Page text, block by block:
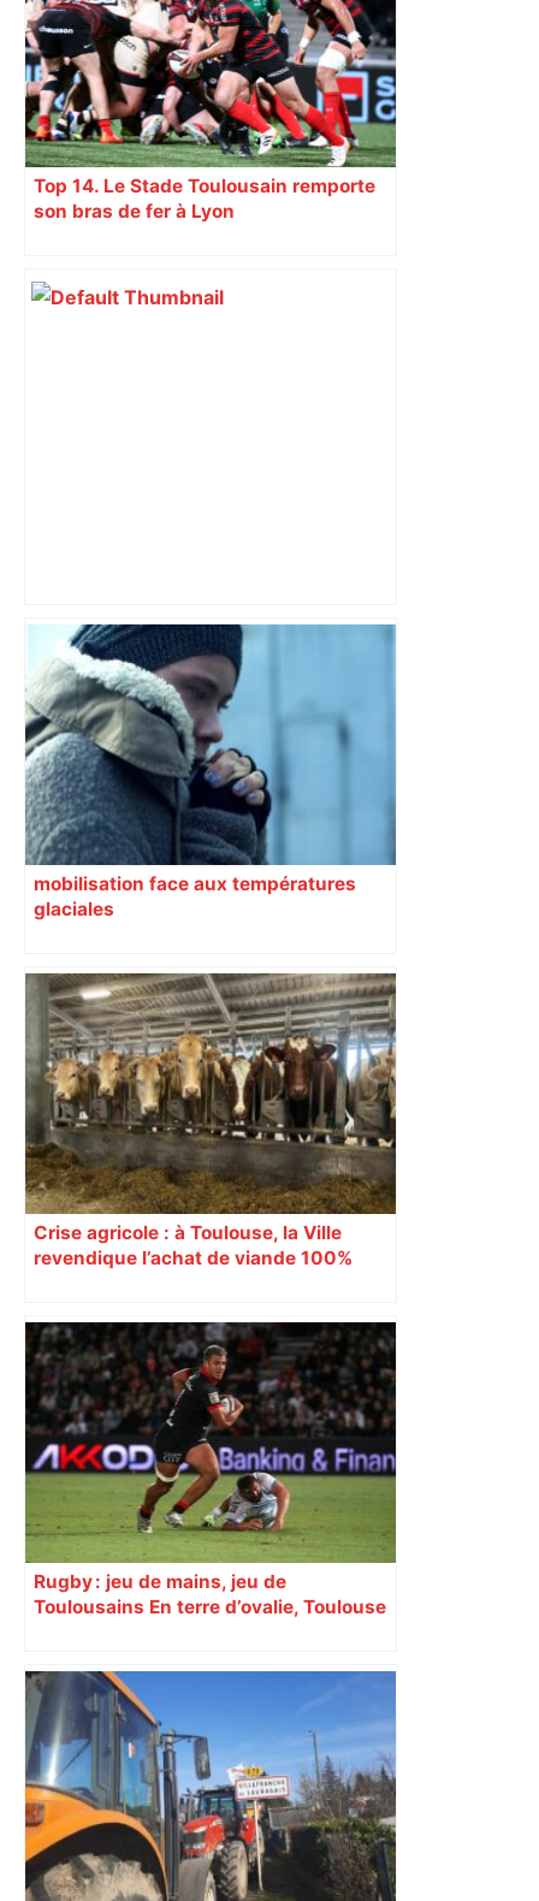
Top 14. Le Stade Toulousain remporte
son bras de fer à Lyon
Top 14: comment Perpignan a une
nouvelle fois fait tomber Toulouse? –
RMC Sport
mobilisation face aux températures
glaciales
Crise agricole : à Toulouse, la Ville
revendique l’achat de viande 100%
Rugby : jeu de mains, jeu de
Toulousains En terre d’ovalie, Toulouse
revendiquant surtout son art du jeu en
mouvement, vif et spectaculaire.
Décryptage. Série (4 / 10)